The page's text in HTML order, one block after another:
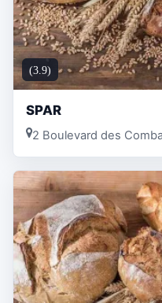
(3.9)
SPAR
2 Boulevard des